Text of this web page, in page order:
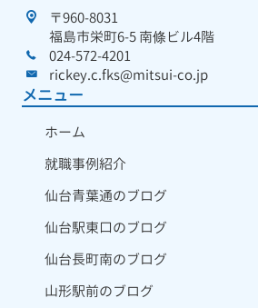
〒960-8031
福島市栄町6-5 南條ビル4階
024-572-4201
rickey.c.fks@mitsui-co.jp
メニュー
ホーム
就職事例紹介
仙台青葉通のブログ
仙台駅東口のブログ
仙台長町南のブログ
山形駅前のブログ